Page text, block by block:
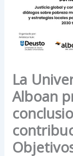
La
Alboan